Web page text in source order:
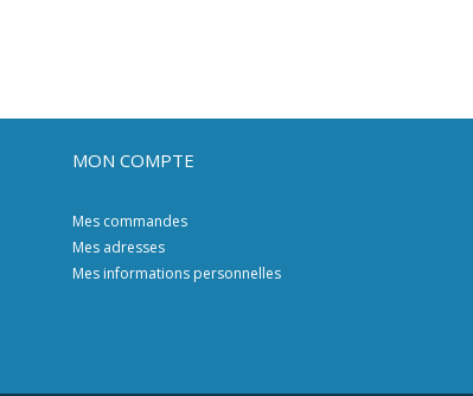
MON COMPTE
Mes commandes
Mes adresses
Mes informations personnelles